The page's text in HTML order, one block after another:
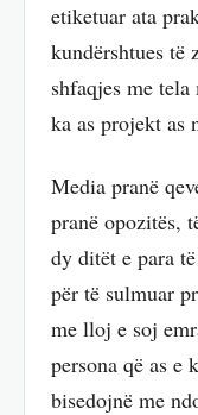
etiketuar ata
kundërshtues
shfaqjes me
ka as projekt as
Media pranë
pranë opozitës,
dy ditët e para
për të sulmuar
me lloj e soj
persona që as e
bisedojnë me